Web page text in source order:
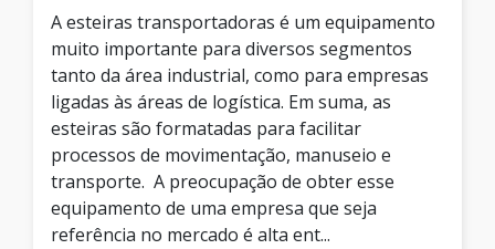
A esteiras transportadoras é um equipamento
muito importante para diversos segmentos
tanto da área industrial, como para empresas
ligadas às áreas de logística. Em suma, as
esteiras são formatadas para facilitar
processos de movimentação, manuseio e
transporte. A preocupação de obter esse
equipamento de uma empresa que seja
referência no mercado é alta ent...